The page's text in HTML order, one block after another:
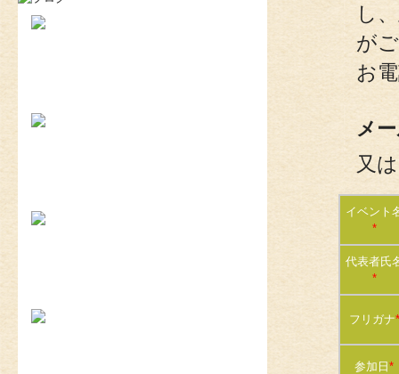
し
が
お
メ
又
イベント
*
代表者氏
*
フリガナ*
参加日 *